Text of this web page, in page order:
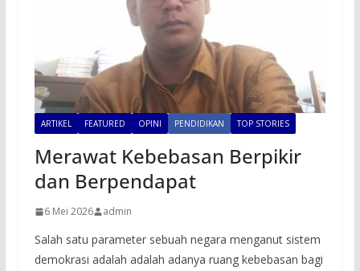
ARTIKEL FEATURED OPINI PENDIDIKAN TOP STORIES
Merawat Kebebasan Berpikir
dan Berpendapat
6 Mei 2026 admin
Salah satu parameter sebuah negara menganut sistem
demokrasi adalah adalah adanya ruang kebebasan bagi